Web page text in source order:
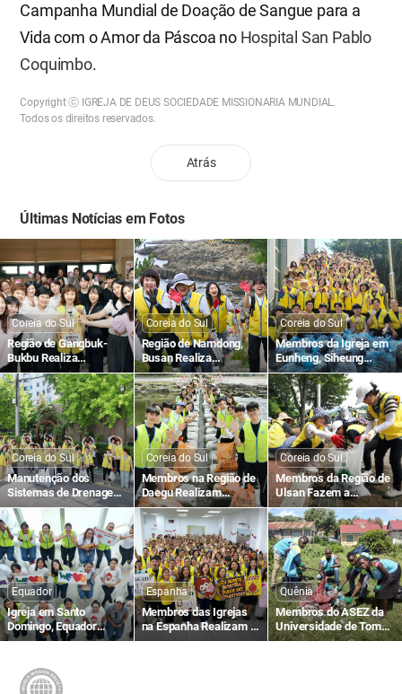
Campanha Mundial de Doação de Sangue para a
Vida com o Amor da Páscoa no Hospital San Pablo
Coquimbo.
Copyright ⓒ IGREJA DE DEUS SOCIEDADE MISSIONARIA MUNDIAL.
Todos os direitos reservados.
Atrás
Últimas Notícias em Fotos
Coreia do Sul
Região de Gangbuk-
Bukbu Realiza
Campanhas de Doação
de Sangue no Banco de
Sangue Seul-Dongbu
Coreia do Sul
Região de Namdong,
Busan Realiza
Campanha
“Apaguemos as
Pegadas de Plástico”
Coreia do Sul
Membros da Igreja em
Eunheng, Siheung
Fizeram a Manutenção
dos Sistemas de
Drenagem em
Preparação para a
Estação das Chuvas
Coreia do Sul
Manutenção dos
Sistemas de Drenagem
no Distrito de Gangseo,
Seul antes da Estação
de Chuvas
Coreia do Sul
Membros na Região de
Daegu Realizam
Campanha
“Apaguemos as
Pegadas de Plástico”
Coreia do Sul
Membros da Região de
Ulsan Fazem a
Manutenção do
Sistema de Drenagem
para Prevenção de
Enchentes durante a
Estação de Chuvas
Equador
Igreja em Santo
Domingo, Equador
Realiza a 1.504ª
Doação de Sangue para
a Vida com o Amor da
Espanha
Membros das Igrejas
na Espanha Realizam a
1481ª Campanha
Quênia
Membros do ASEZ da
Universidade de Tom
Mboya Realizam a